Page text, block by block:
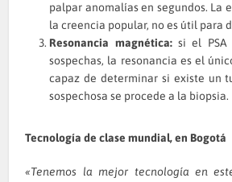
palpar anomalías en segundos. La
la creencia popular, no es útil para
Resonancia magnética:si el PSA
sospechas, la resonancia es el
capaz de determinar si existe un
sospechosa se procede a la biopsia.
Tecnología de clase mundial, en Bogotá
«Tenemos la mejor tecnología en